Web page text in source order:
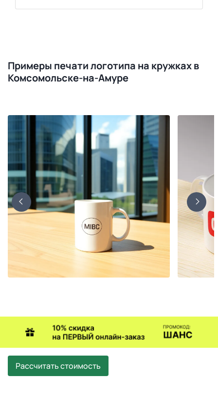
Примеры печати логотипа на кружках в
Комсомольске-на-Амуре
Рассчитать стоимость